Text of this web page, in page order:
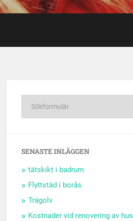
SENASTE INLÄGGEN
tätskikt i badrum
Flyttstäd i borås
Trägolv
Kostnader vid renovering av hus